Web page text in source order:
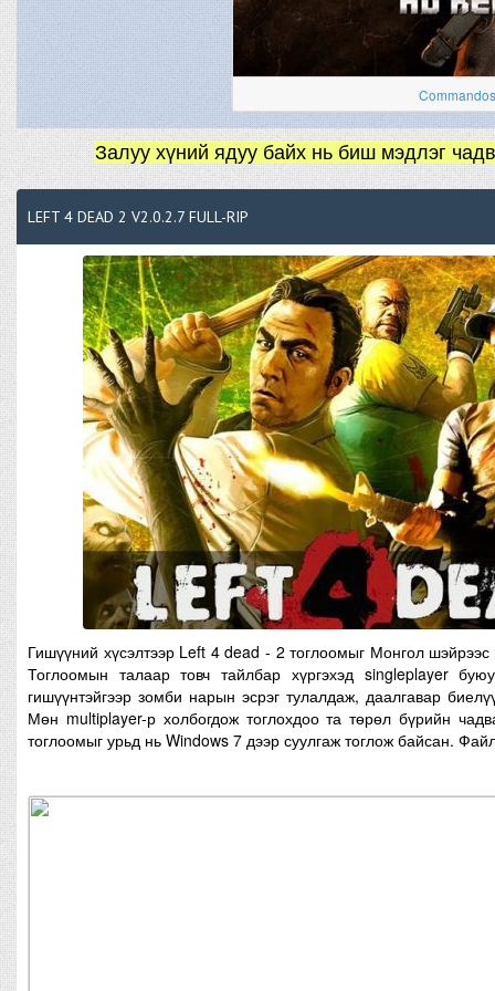
Залуу хүний ядуу байх нь биш мэдлэг
LEFT 4 DEAD 2 V2.0.2.7 FULL-RIP
Гишүүний хүсэлтээр Left 4 dead - 2 тоглоомыг Монгол
Тоглоомын талаар товч тайлбар хүргэхэд singleplayer
гишүүнтэйгээр зомби нарын эсрэг тулалдаж, даалгавар
Мөн multiplayer-р холбогдож тоглохдоо та төрөл бүрийн
тоглоомыг урьд нь Windows 7 дээр суулгаж тоглож байсан.